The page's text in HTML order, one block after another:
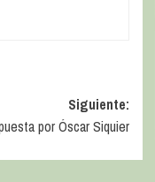
Siguiente:
por Óscar Siquier